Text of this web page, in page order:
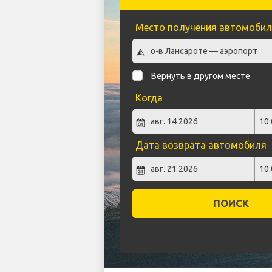
Место получения
Вернуть в другом месте
Когда
Дата возврата автомобиля
ПОИСК